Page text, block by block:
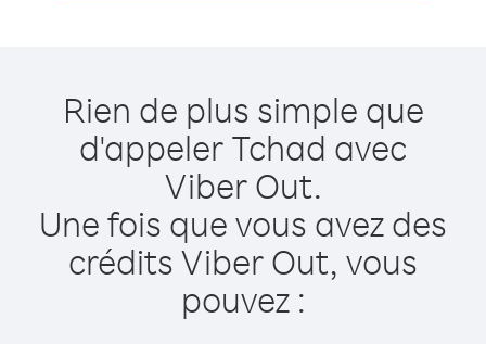
Rien de plus simple que
d'appeler Tchad avec
Viber Out.
Une fois que vous avez des
crédits Viber Out, vous
pouvez :